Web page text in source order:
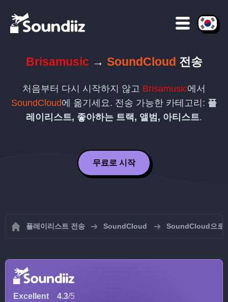
Brisamusic → SoundCloud 전송
처음부터 다시 시작하지 않고 Brisamusic에서
SoundCloud에 옮기세요. 전송 가능한 카테고리: 플
레이리스트, 좋아하는 트랙, 앨범, 아티스트.
무료로 시작
플레이리스트 전송 SoundCloud SoundCloud으로
Excellent 4.3/5